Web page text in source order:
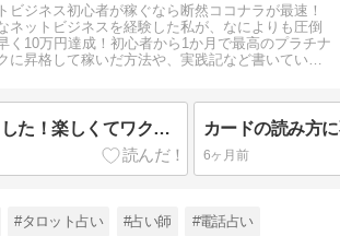
ビジネス初心者が稼ぐなら断然ココナラが最速！
ネットビジネスを経験した私が、なによりも圧倒
く10万円達成！初心者から1か月で最高のプラチナ
に昇格して稼いだ方法や、実践記など書いていま
あることを始めました！楽しくてワクワクしています(^^)
6ヶ月前
#タロット占い #占い師 #電話占い